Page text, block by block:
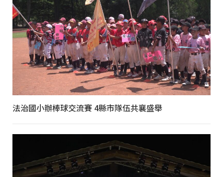
法治國小辦棒球交流賽 4縣市隊伍共襄盛舉